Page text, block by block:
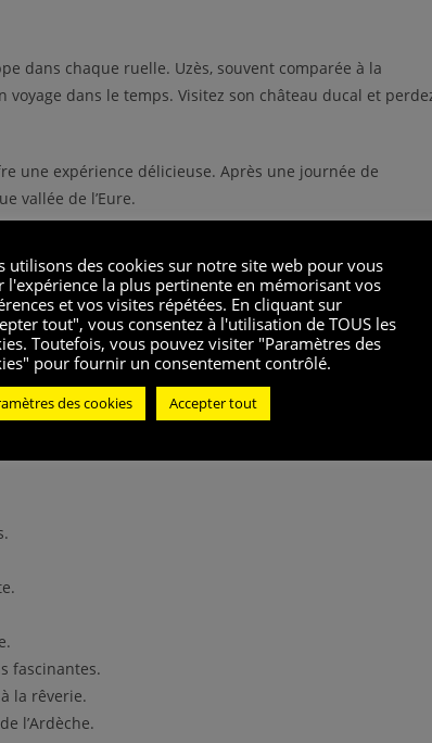
dans chaque ruelle. Uzès, souvent comparée à la
dans le temps. Visitez son château ducal et
une expérience délicieuse. Après une journée de
vallée de l’Eure.
romaine n’est pas seulement un pont, mais un aqueduc
au patrimoine mondial de l’UNESCO, il est un
canalisations romaines lors d’une visite guidée.
est à couper le souffle.
fascinantes.
la rêverie.
l’Ardèche.
utilisons des cookies sur notre site web pour vous
l'expérience la plus pertinente en mémorisant vos
et vos visites répétées. En cliquant sur
tout", vous consentez à l'utilisation de TOUS les
Toutefois, vous pouvez visiter "Paramètres des
pour fournir un consentement contrôlé.
des cookies Accepter tout